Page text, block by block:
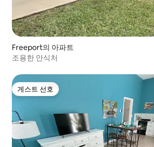
Freeport의 아파트
조용한 안식처
게스트 선호
게스트 선호